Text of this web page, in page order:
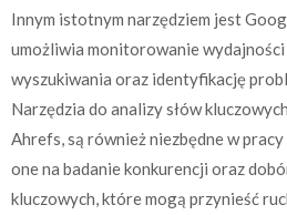
Innym istotnym narzędziem jest
umożliwia monitorowanie
wyszukiwania oraz identyfikację
Narzędzia do analizy słów
Ahrefs, są również niezbędne w
one na badanie konkurencji oraz
kluczowych, które mogą przynieść